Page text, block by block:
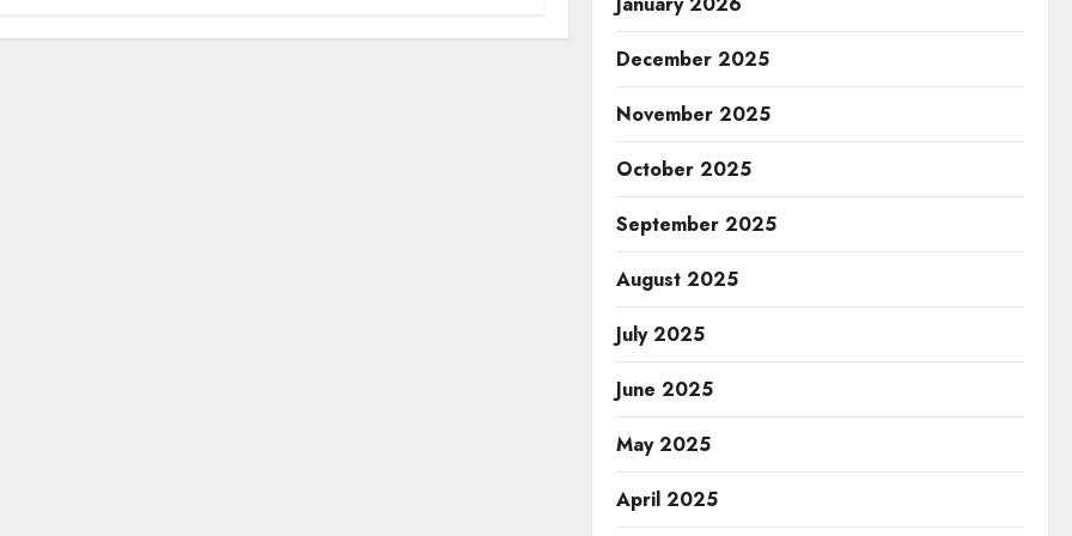
December 2025
November 2025
October 2025
September 2025
August 2025
July 2025
June 2025
May 2025
April 2025